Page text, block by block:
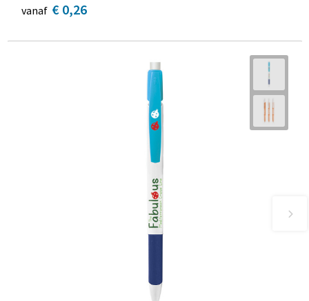
vanaf € 0,26